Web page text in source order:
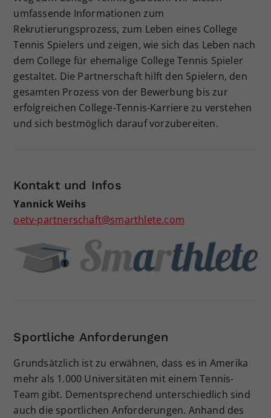
umfassende Informationen zum
Rekrutierungsprozess, zum Leben eines College
Tennis Spielers und zeigen, wie sich das Leben nach
dem College für ehemalige College Tennis Spieler
gestaltet. Die Partnerschaft hilft den Spielern, den
gesamten Prozess von der Bewerbung bis zur
erfolgreichen College-Tennis-Karriere zu verstehen
und sich bestmöglich darauf vorzubereiten.
Kontakt und Infos
Yannick Weihs
oetv-partnerschaft@smarthlete.com
Sportliche Anforderungen
Grundsätzlich ist zu erwähnen, dass es in Amerika
mehr als 1.000 Universitäten mit einem Tennis-
Team gibt. Dementsprechend unterschiedlich sind
auch die sportlichen Anforderungen. Anhand des
Zweck
Dieser Wert speichert Ihre Consent-
Einstellungen. Unter anderem eine
zufällig generierte ID, für die
historische Speicherung Ihrer
vorgenommen Einstellungen, falls der
Webseiten-Betreiber dies eingestellt
hat.